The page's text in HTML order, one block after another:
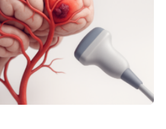
Mittelstand (ZIM) und
INNO-KOM. Auf dem
2025 am 5. Juni 2025 in
Bundesministerium für
eine gute Nachricht:
in